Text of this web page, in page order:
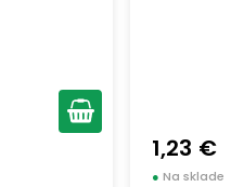
1,23 €
●Na sklade